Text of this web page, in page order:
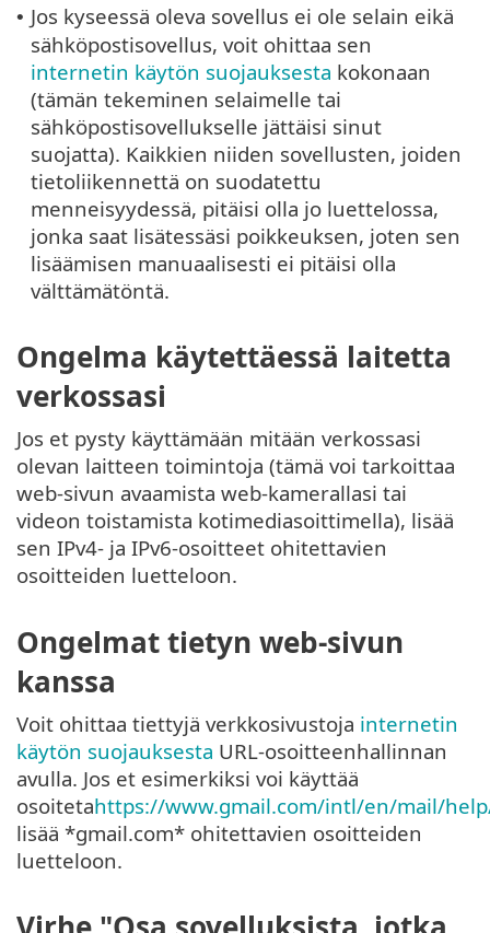
• Jos kyseessä oleva sovellus ei ole selain eikä
sähköpostisovellus, voit ohittaa sen
internetin käytön suojauksesta kokonaan
(tämän tekeminen selaimelle tai
sähköpostisovellukselle jättäisi sinut
suojatta). Kaikkien niiden sovellusten, joiden
tietoliikennettä on suodatettu
menneisyydessä, pitäisi olla jo luettelossa,
jonka saat lisätessäsi poikkeuksen, joten sen
lisäämisen manuaalisesti ei pitäisi olla
välttämätöntä.
Ongelma käytettäessä laitetta
verkossasi
Jos et pysty käyttämään mitään verkossasi
olevan laitteen toimintoja (tämä voi tarkoittaa
web-sivun avaamista web-kamerallasi tai
videon toistamista kotimediasoittimella), lisää
sen IPv4- ja IPv6-osoitteet ohitettavien
osoitteiden luetteloon.
Ongelmat tietyn web-sivun
kanssa
Voit ohittaa tiettyjä verkkosivustoja internetin
käytön suojauksesta URL-osoitteenhallinnan
avulla. Jos et esimerkiksi voi käyttää
osoitetahttps://www.gmail.com/intl/en/mail/
lisää *gmail.com* ohitettavien osoitteiden
luetteloon.